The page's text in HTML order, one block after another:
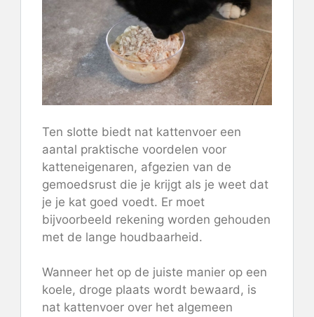
Ten slotte biedt nat kattenvoer een
aantal praktische voordelen voor
katteneigenaren, afgezien van de
gemoedsrust die je krijgt als je weet dat
je je kat goed voedt. Er moet
bijvoorbeeld rekening worden gehouden
met de lange houdbaarheid.
Wanneer het op de juiste manier op een
koele, droge plaats wordt bewaard, is
nat kattenvoer over het algemeen